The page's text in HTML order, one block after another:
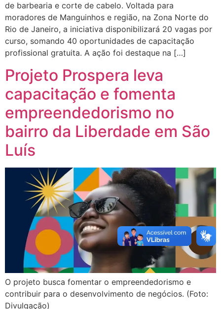
de barbearia e corte de cabelo. Voltada para
moradores de Manguinhos e região, na Zona Norte do
Rio de Janeiro, a iniciativa disponibilizará 20 vagas por
curso, somando 40 oportunidades de capacitação
profissional gratuita. A ação foi destaque na […]
Projeto Prospera leva
capacitação e fomenta
empreendedorismo no
bairro da Liberdade em São
Luís
O projeto busca fomentar o empreendedorismo e
contribuir para o desenvolvimento de negócios. (Foto:
Divulgação)